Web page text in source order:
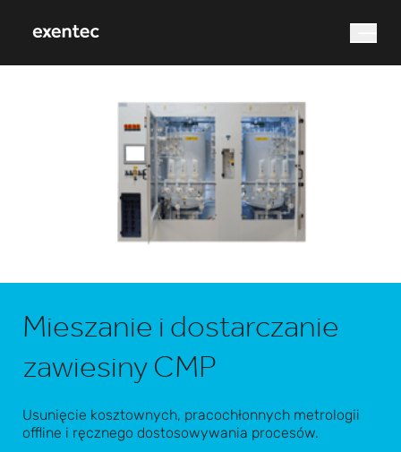
Czego szukasz?
Wyszukiwanie
Mieszanie i dostarczanie
zawiesiny CMP
Usunięcie kosztownych, pracochłonnych metrologii
offline i ręcznego dostosowywania procesów.